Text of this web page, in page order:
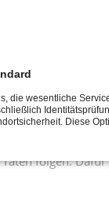
in der
Tisch mit
Nachholbedarf
Auch die
der Online-
folgen.
die wesentliche
Diese